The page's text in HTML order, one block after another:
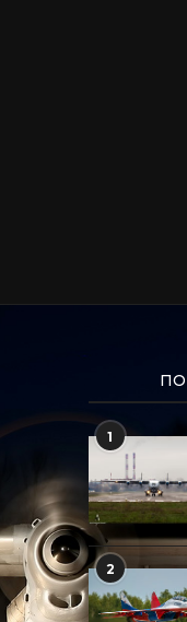
1
2